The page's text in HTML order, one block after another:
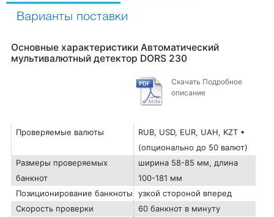
Варианты поставки
Основные характеристики Автоматический
мультивалютный детектор DORS 230
Скачать Подробное
описание
Проверяемые валюты
RUB, USD, EUR, UAH, KZT •
(опционально до 50 валют)
Размеры проверяемых
банкнот
ширина 58-85 мм, длина
100-181 мм
Позиционирование банкноты
узкой стороной вперед
Скорость проверки
60 банкнот в минуту